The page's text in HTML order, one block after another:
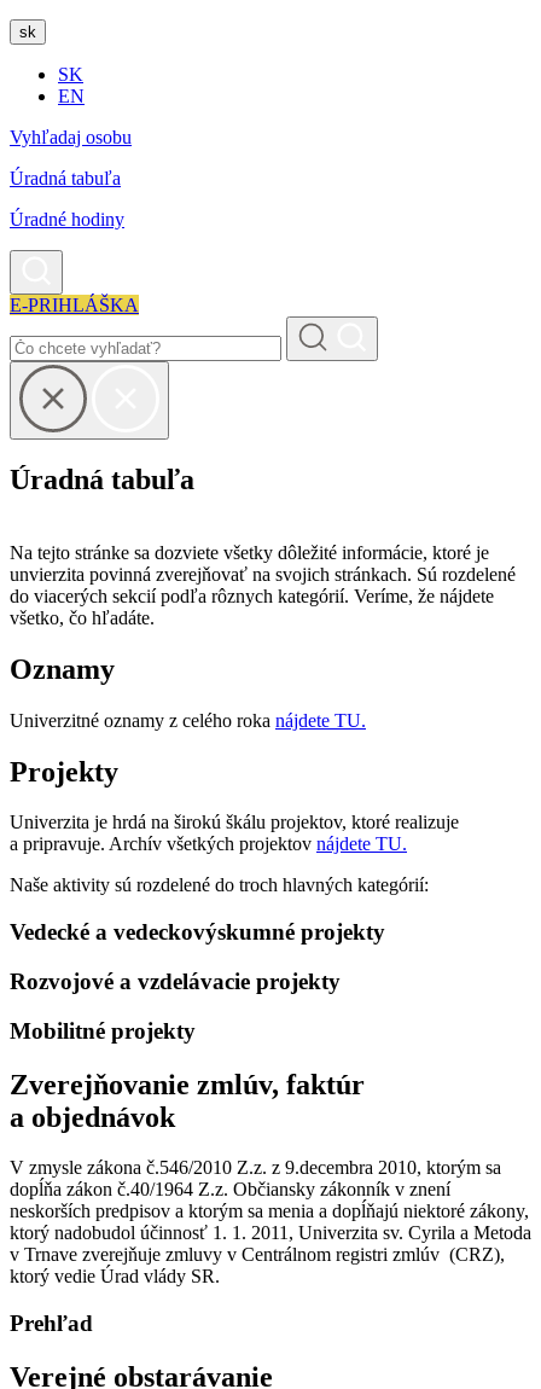
sk
SK
EN
Vyhľadaj osobu
Úradná tabuľa
Úradné hodiny
E-PRIHLÁŠKA
Úradná tabuľa
Na tejto stránke sa dozviete všetky dôležité informácie, ktoré je
unvierzita povinná zverejňovať na svojich stránkach. Sú rozdelené
do viacerých sekcií podľa rôznych kategórií. Veríme, že nájdete
všetko, čo hľadáte.
Oznamy
Univerzitné oznamy z celého roka nájdete TU.
Projekty
Univerzita je hrdá na širokú škálu projektov, ktoré realizuje
a pripravuje. Archív všetkých projektov nájdete TU.
Naše aktivity sú rozdelené do troch hlavných kategórií:
Vedecké a vedeckovýskumné projekty
Rozvojové a vzdelávacie projekty
Mobilitné projekty
Zverejňovanie zmlúv, faktúr
a objednávok
V zmysle zákona č.546/2010 Z.z. z 9.decembra 2010, ktorým sa
dopĺňa zákon č.40/1964 Z.z. Občiansky zákonník v znení
neskorších predpisov a ktorým sa menia a dopĺňajú niektoré zákony,
ktorý nadobudol účinnosť 1. 1. 2011, Univerzita sv. Cyrila a Metoda
v Trnave zverejňuje zmluvy v Centrálnom registri zmlúv (CRZ),
ktorý vedie Úrad vlády SR.
Prehľad
Verejné obstarávanie